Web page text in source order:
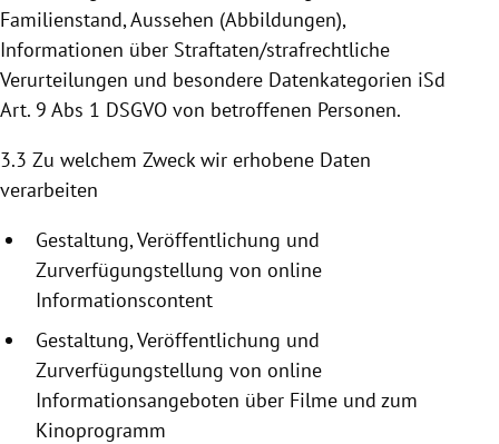
Familienstand, Aussehen (Abbildungen),
Informationen über Straftaten/strafrechtliche
Verurteilungen und besondere Datenkategorien iSd
Art. 9 Abs 1 DSGVO von betroffenen Personen.
3.3 Zu welchem Zweck wir erhobene Daten
verarbeiten
Gestaltung, Veröffentlichung und
Zurverfügungstellung von online
Informationscontent
Gestaltung, Veröffentlichung und
Zurverfügungstellung von online
Informationsangeboten über Filme und zum
Kinoprogramm